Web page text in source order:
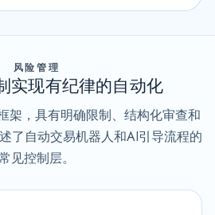
风险管理
实现有纪律的自动化
架，具有明确限制、结构化审查和
了自动交易机器人和AI引导流程的
见控制层。